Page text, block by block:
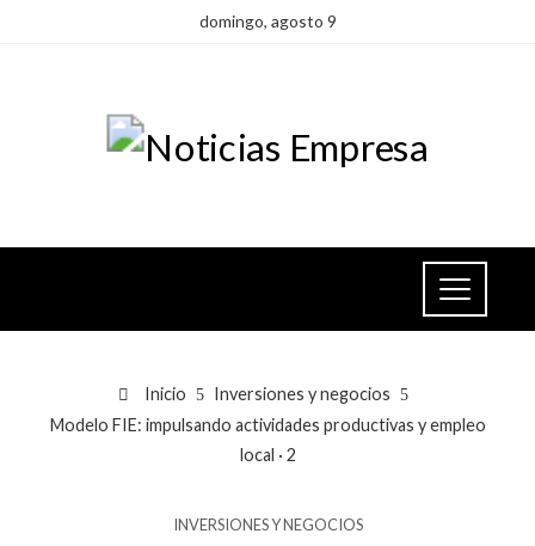
domingo, agosto 9
Inicio
Inversiones y negocios
Modelo FIE: impulsando actividades productivas y empleo
local · 2
INVERSIONES Y NEGOCIOS